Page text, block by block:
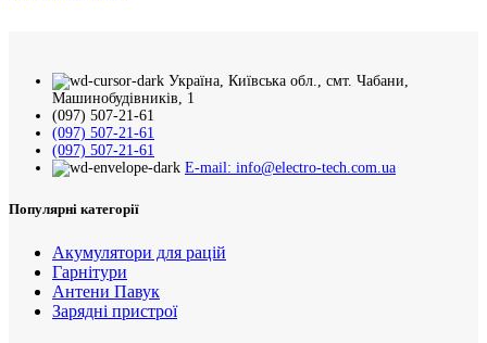
Україна, Київська обл., смт. Чабани,
Машинобудівників, 1
(097) 507-21-61
(097) 507-21-61
(097) 507-21-61
E-mail: info@electro-tech.com.ua
Популярні категорії
Акумулятори для рацій
Гарнітури
Антени Павук
Зарядні пристрої